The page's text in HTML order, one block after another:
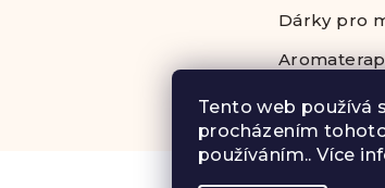
Tento web používá
procházením
používáním.. Více
Dárky pro